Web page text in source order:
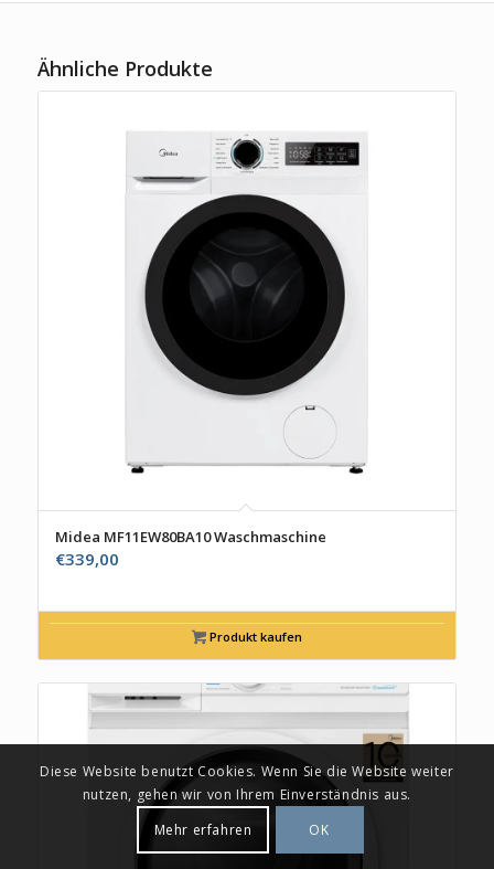
Ähnliche Produkte
Midea MF11EW80BA10 Waschmaschine
€339,00
Produkt kaufen
Diese Website benutzt Cookies. Wenn Sie die Website weiter
nutzen, gehen wir von Ihrem Einverständnis aus.
Mehr erfahren
OK